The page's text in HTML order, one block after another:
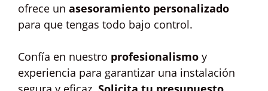
ofrece un asesoramiento personalizado
para que tengas todo bajo control.
Confía en nuestro profesionalismo y
experiencia para garantizar una instalación